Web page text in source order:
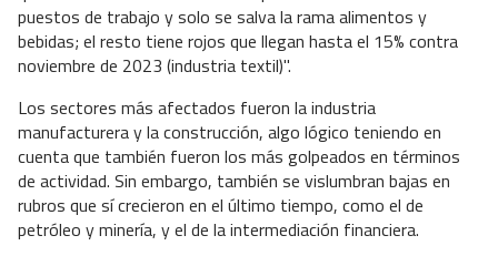
puestos de trabajo y solo se salva la rama alimentos y
bebidas; el resto tiene rojos que llegan hasta el 15% contra
noviembre de 2023 (industria textil)".
Los sectores más afectados fueron la industria
manufacturera y la construcción, algo lógico teniendo en
cuenta que también fueron los más golpeados en términos
de actividad. Sin embargo, también se vislumbran bajas en
rubros que sí crecieron en el último tiempo, como el de
petróleo y minería, y el de la intermediación financiera.